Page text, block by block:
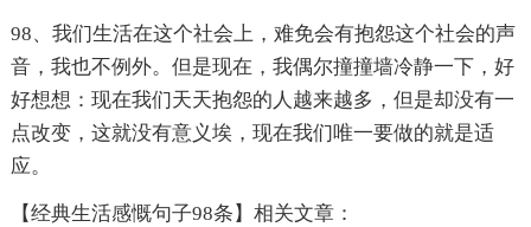
98、我们生活在这个社会上，难免会有抱怨这个社会的声
音，我也不例外。但是现在，我偶尔撞撞墙冷静一下，好
好想想：现在我们天天抱怨的人越来越多，但是却没有一
点改变，这就没有意义埃，现在我们唯一要做的就是适
应。
【经典生活感慨句子98条】相关文章：